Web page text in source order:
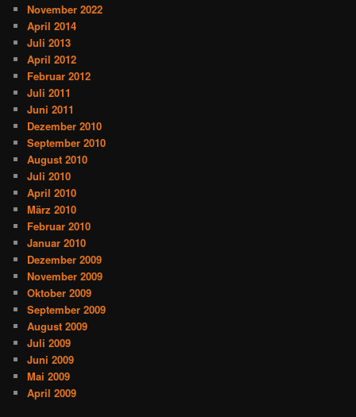
November 2022
April 2014
Juli 2013
April 2012
Februar 2012
Juli 2011
Juni 2011
Dezember 2010
September 2010
August 2010
Juli 2010
April 2010
März 2010
Februar 2010
Januar 2010
Dezember 2009
November 2009
Oktober 2009
September 2009
August 2009
Juli 2009
Juni 2009
Mai 2009
April 2009